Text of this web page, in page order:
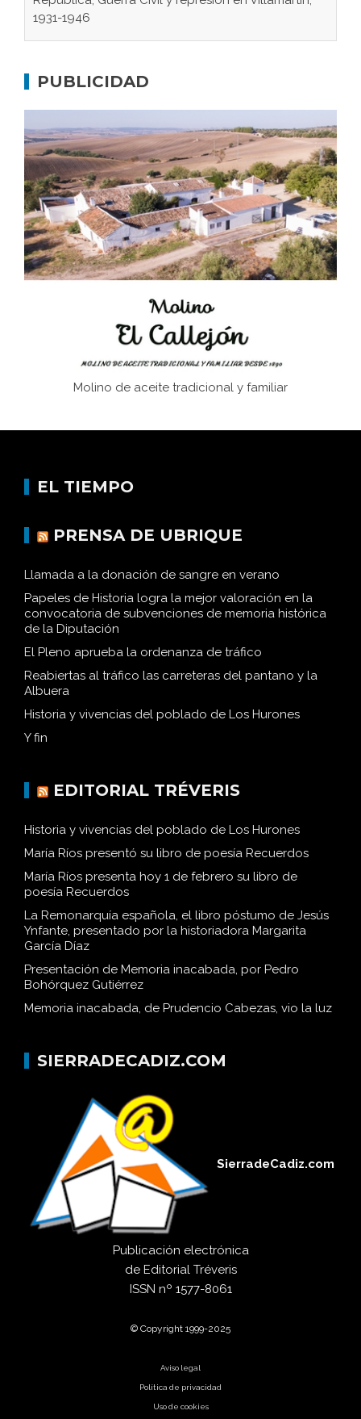
1931-1946
Don Perafán de Ribera y sus fundaciones de
Bornos
El Frente Popular. Ubrique, febrero-julio 1936
Juntar las letras. La alfabetización en el campo: del
afán de saber a la autogestión
Historia y vivencias del poblado de Los Hurones
PUBLICIDAD
Molino de aceite tradicional y familiar
EL TIEMPO
PRENSA DE UBRIQUE
Llamada a la donación de sangre en verano
Papeles de Historia logra la mejor valoración en la
convocatoria de subvenciones de memoria histórica
de la Diputación
El Pleno aprueba la ordenanza de tráfico
Reabiertas al tráfico las carreteras del pantano y la
Albuera
Historia y vivencias del poblado de Los Hurones
Y fin
EDITORIAL TRÉVERIS
Historia y vivencias del poblado de Los Hurones
María Ríos presentó su libro de poesía Recuerdos
María Ríos presenta hoy 1 de febrero su libro de
poesía Recuerdos
La Remonarquía española, el libro póstumo de Jesús
Ynfante, presentado por la historiadora Margarita
García Díaz
Presentación de Memoria inacabada, por Pedro
Bohórquez Gutiérrez
Memoria inacabada, de Prudencio Cabezas, vio la luz
SIERRADECADIZ.COM
SierradeCadiz.com
Publicación electrónica
de Editorial Tréveris
ISSN nº 1577-8061
© Copyright 1999-2025
Aviso legal
Política de privacidad
Uso de cookies